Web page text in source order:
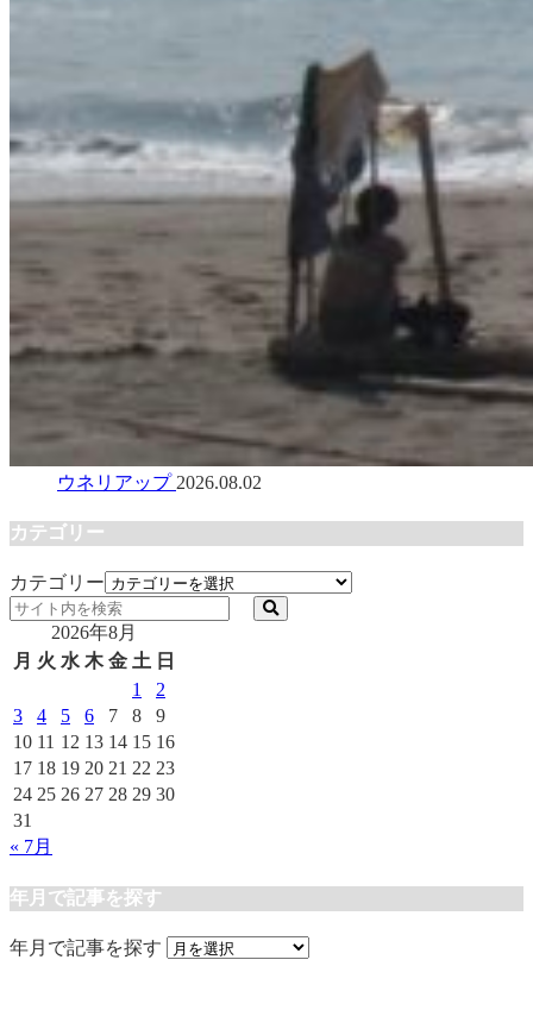
ウネリアップ 2026.08.02
カテゴリー
カテゴリー
2026年8月
月 火 水 木 金 土 日
1
2
3
4 5 6 7 8
9
10 11 12 13 14 15 16
17 18 19 20 21 22 23
24 25 26 27 28 29 30
31
« 7月
年月で記事を探す
年月で記事を探す